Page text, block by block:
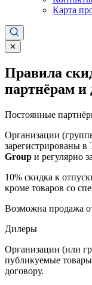
Карта
✕
Правила
партнёрам и
Постоянные
Организации
зарегистрированы в
Group и регулярно
10% скидка к
кроме товаров со
Возможна продажа
Дилеры
Организации (или
публикуемые
договору.